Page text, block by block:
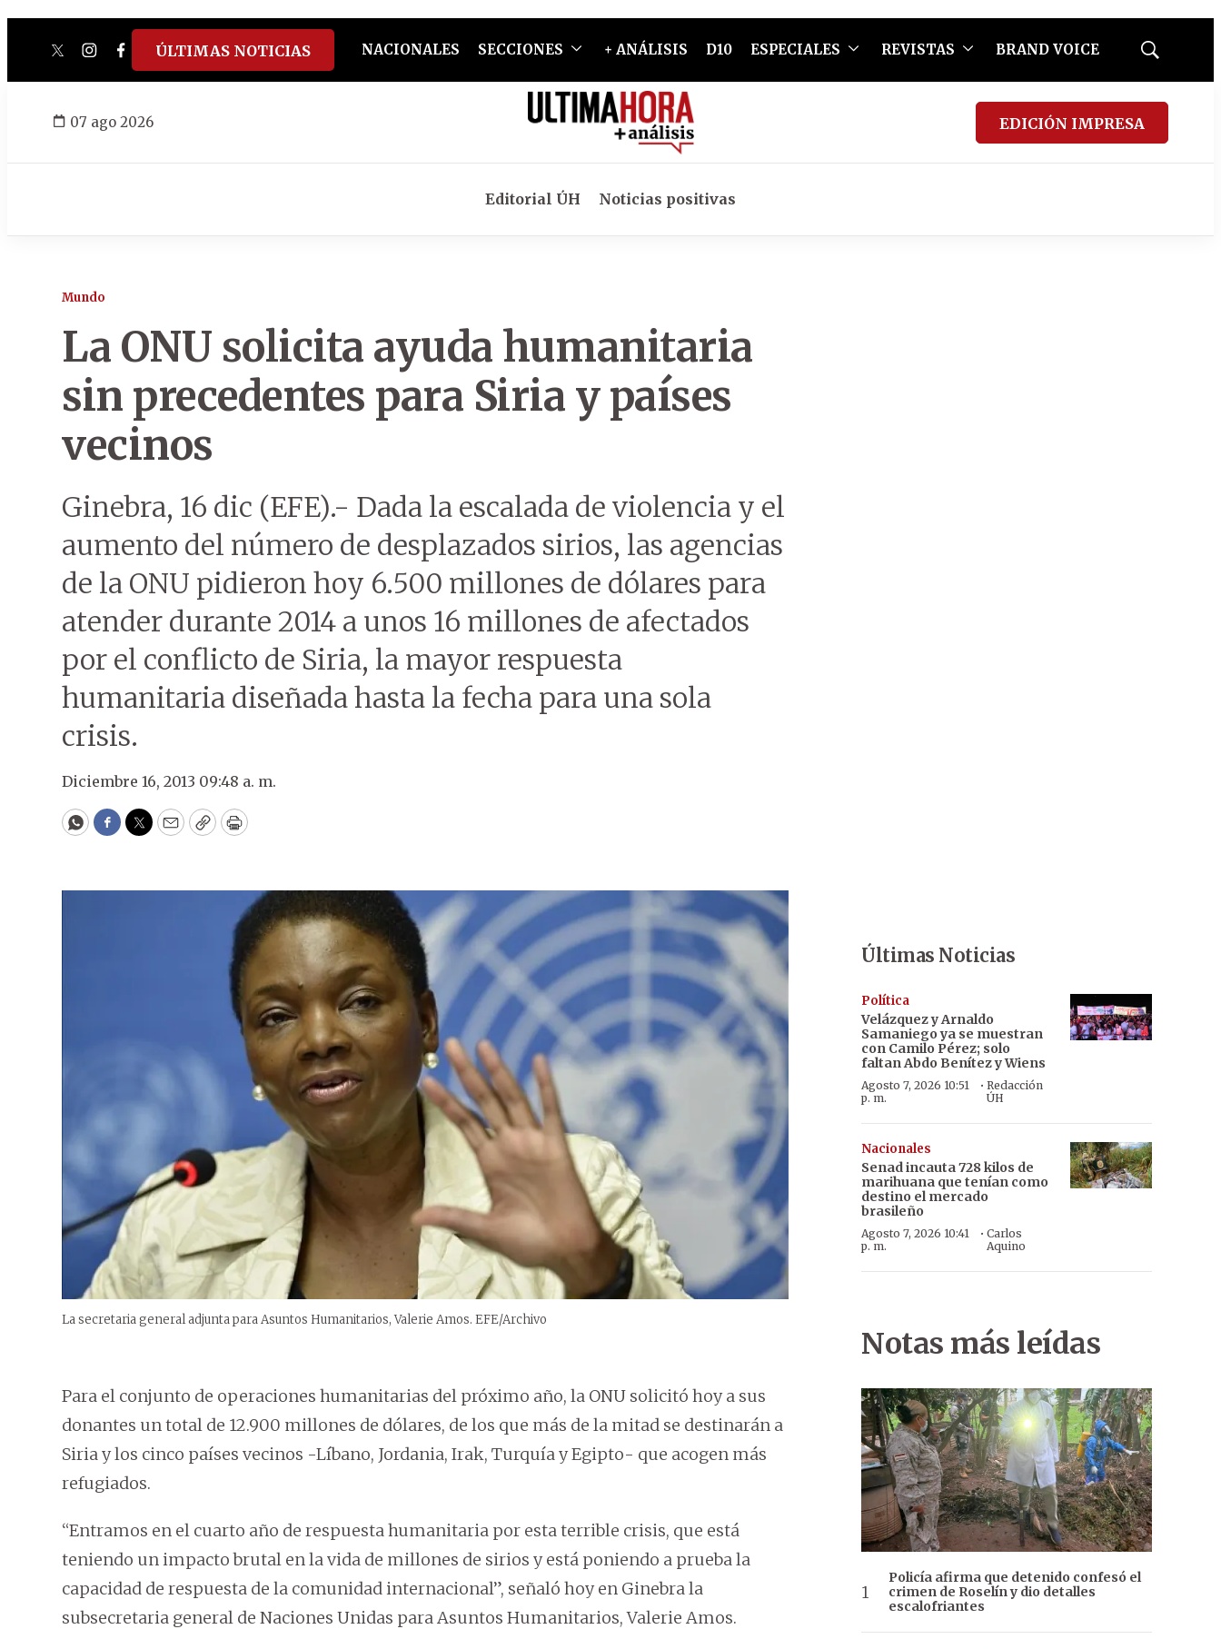
twitterinstagram
facebook
tiktokyoutube
spotify
ÚLTIMAS NOTICIAS NACIONALES SECCIONES + ANÁLISIS D10 ESPECIALES REVISTAS BRAND VOICE
Mostrar
07 ago 2026 EDICIÓN IMPRESA
Editorial ÚH Noticias positivas
Mundo
La ONU solicita ayuda humanitaria
sin precedentes para Siria y países
vecinos
Ginebra, 16 dic (EFE).- Dada la escalada de violencia y el
aumento del número de desplazados sirios, las agencias
de la ONU pidieron hoy 6.500 millones de dólares para
atender durante 2014 a unos 16 millones de afectados
por el conflicto de Siria, la mayor respuesta
humanitaria diseñada hasta la fecha para una sola
crisis.
Diciembre 16, 2013 09:48 a. m.
WhatsApp
Facebook
Twitter
EmailCopyPrint
La secretaria general adjunta para Asuntos Humanitarios, Valerie Amos. EFE/Archivo
Para el conjunto de operaciones humanitarias del próximo año, la ONU solicitó hoy a sus
donantes un total de 12.900 millones de dólares, de los que más de la mitad se destinarán a
Siria y los cinco países vecinos -Líbano, Jordania, Irak, Turquía y Egipto- que acogen más
refugiados.
“Entramos en el cuarto año de respuesta humanitaria por esta terrible crisis, que está
teniendo un impacto brutal en la vida de millones de sirios y está poniendo a prueba la
capacidad de respuesta de la comunidad internacional”, señaló hoy en Ginebra la
subsecretaria general de Naciones Unidas para Asuntos Humanitarios, Valerie Amos.
Últimas Noticias
Política
Velázquez y Arnaldo
Samaniego ya se muestran
con Camilo Pérez; solo
faltan Abdo Benítez y Wiens
Agosto 7, 2026 10:51
p. m.
·Redacción
ÚH
Nacionales
Senad incauta 728 kilos de
marihuana que tenían como
destino el mercado
brasileño
Agosto 7, 2026 10:41
p. m.
· Carlos
Aquino
Notas más leídas
Policía afirma que detenido confesó el
crimen de Roselín y dio detalles
escalofriantes